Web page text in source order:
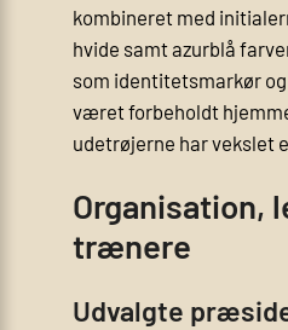
kombineret med
hvide samt azurblå
som identitetsmarkør
været forbeholdt
udetrøjerne har vekslet
Organisation,
trænere
Udvalgte